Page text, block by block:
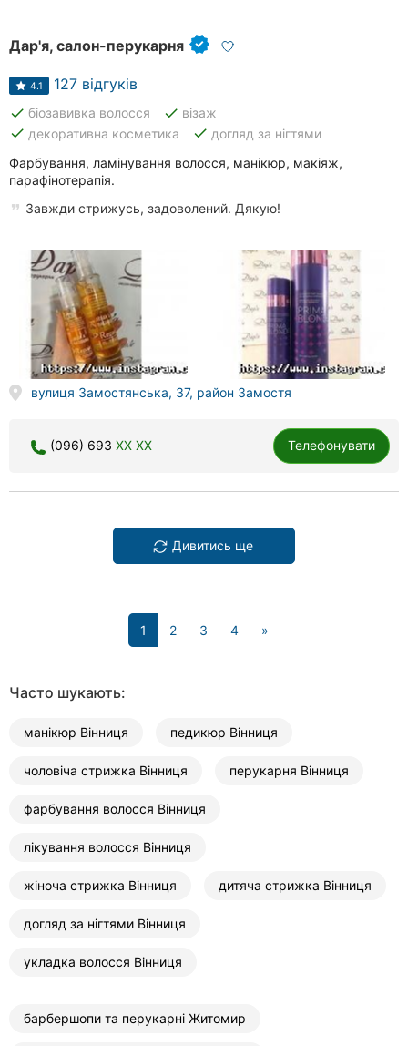
Дар'я, салон-перукарня
4.1 127 відгуків
done біозавивка волосся done візаж
done декоративна косметика done догляд за нігтями
Фарбування, ламінування волосся, манікюр, макіяж,
парафінотерапія.
Завжди стрижусь, задоволений. Дякую!
вулиця Замостянська, 37, район Замостя
(096) 693 XX XX Телефонувати
Дивитись ще
1 (current)
2 3 4 »
Часто шукають:
манікюр Вінниця педикюр Вінниця
чоловіча стрижка Вінниця перукарня Вінниця
фарбування волосся Вінниця
лікування волосся Вінниця
жіноча стрижка Вінниця дитяча стрижка Вінниця
догляд за нігтями Вінниця
укладка волосся Вінниця
барбершопи та перукарні Житомир